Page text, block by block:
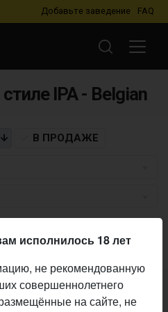
Добавьте заведение FAQ
IPA - Belgian
В ПРОДАЖЕ
магазин в каталоге?
исполнилось 18 лет
не рекомендованную
совершеннолетнего
на сайте, не